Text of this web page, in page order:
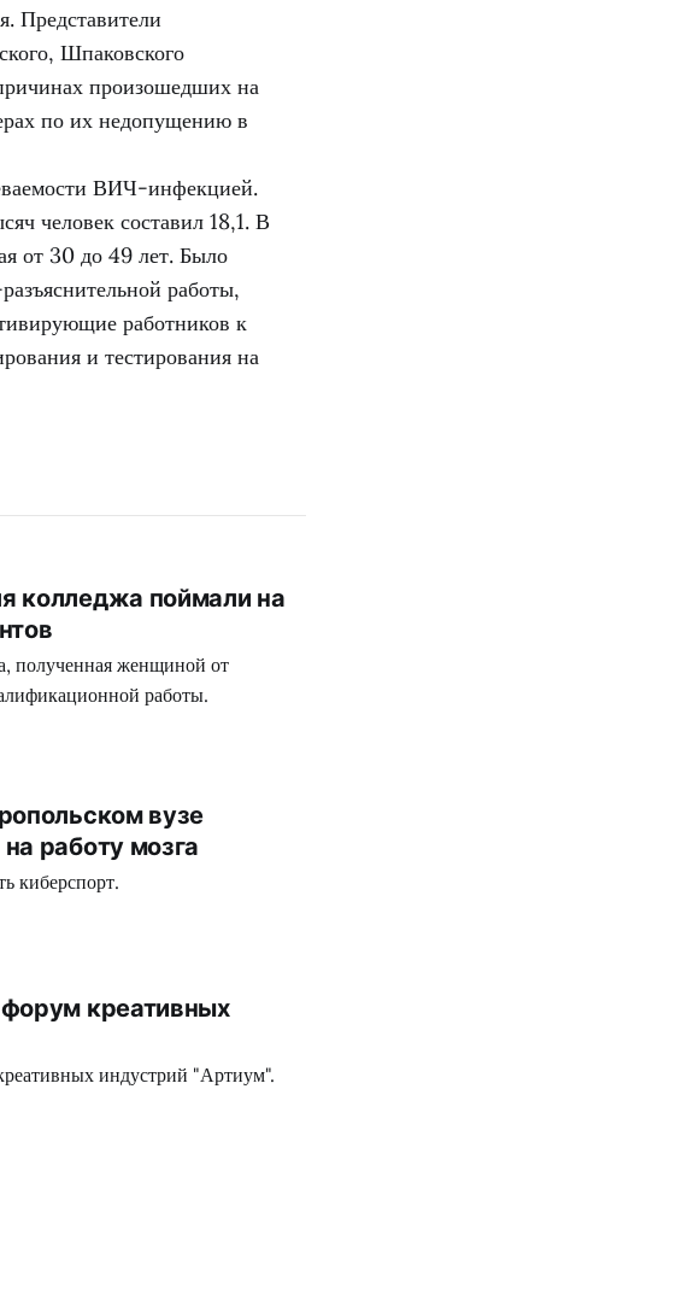
Представители
Шпаковского
произошедших на
по их недопущению в
ВИЧ-инфекцией.
человек составил 18,1. В
от 30 до 49 лет. Было
работы,
работников к
и тестирования на
колледжа поймали на
полученная женщиной от
работы.
вузе
работу мозга
киберспорт.
креативных
индустрий "Артиум".